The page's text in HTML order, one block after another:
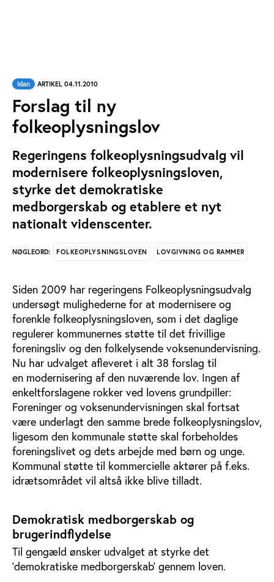
Idan ARTIKEL 04.11.2010
Forslag til ny
folkeoplysningslov
Regeringens folkeoplysningsudvalg vil
modernisere folkeoplysningsloven,
styrke det demokratiske
medborgerskab og etablere et nyt
nationalt videnscenter.
NØGLEORD: FOLKEOPLYSNINGSLOVEN LOVGIVNING OG RAMMER
Siden 2009 har regeringens Folkeoplysningsudvalg
undersøgt mulighederne for at modernisere og
forenkle folkeoplysningsloven, som i det daglige
regulerer kommunernes støtte til det frivillige
foreningsliv og den folkelysende voksenundervisning.
Nu har udvalget afleveret i alt 38 forslag til
en modernisering af den nuværende lov. Ingen af
enkeltforslagene rokker ved lovens grundpiller:
Foreninger og voksenundervisningen skal fortsat
være underlagt den samme brede folkeoplysningslov,
ligesom den kommunale støtte skal forbeholdes
foreningslivet og dets arbejde med børn og unge.
Kommunal støtte til kommercielle aktører på f.eks.
idrætsområdet vil altså ikke blive tilladt.
Demokratisk medborgerskab og
brugerindflydelse
Til gengæld ønsker udvalget at styrke det
’demokratiske medborgerskab’ gennem loven.